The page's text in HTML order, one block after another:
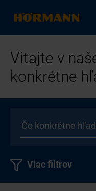
Vitajte v
konkrétne
Viac filtrov